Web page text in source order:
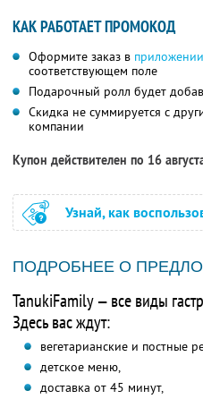
КАК РАБОТАЕТ ПРОМОКОД
Оформите заказ в приложении
соответствующем поле
Подарочный ролл будет
Скидка не суммируется с
компании
Купон действителен по 16
Узнай, как
ПОДРОБНЕЕ О
TanukiFamily — все виды
Здесь вас ждут:
вегетарианские и постные
детское меню,
доставка от 45 минут,